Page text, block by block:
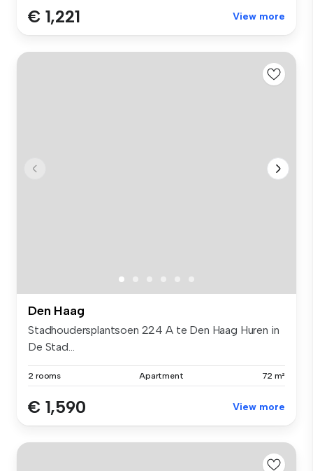
€ 1,221 View more
Den Haag
Stadhoudersplantsoen 224 A te Den Haag Huren in
De Stad...
2 rooms Apartment 72 m²
€ 1,590 View more